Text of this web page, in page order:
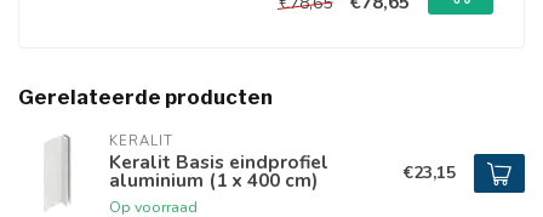
Gerelateerde producten
KERALIT
Keralit Basis eindprofiel
aluminium (1 x 400 cm)
Op voorraad
€23,15